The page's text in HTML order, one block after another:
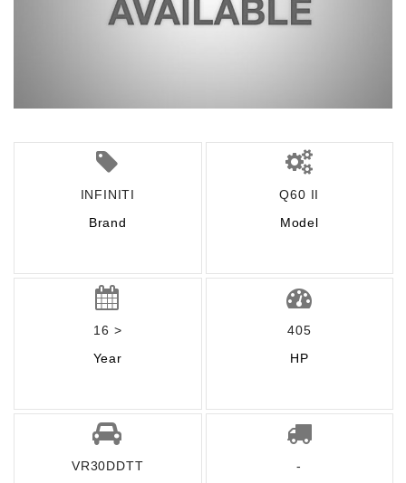
INFINITI
Brand
Q60 II
Model
16 >
Year
405
HP
VR30DDTT
-